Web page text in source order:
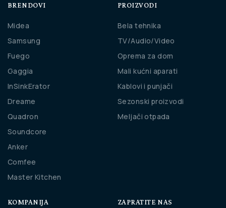
BRENDOVI
Midea
Samsung
Fuego
Gaggia
InSinkErator
Dreame
Quadron
Soundcore
Anker
Comfee
Master Kitchen
PROIZVODI
Bela tehnika
TV/Audio/Video
Oprema za dom
Mali kućni aparati
Kablovi i punjači
Sezonski proizvodi
Meljači otpada
KOMPANIJA ZAPRATITE NAS